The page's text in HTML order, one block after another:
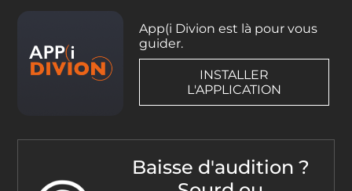
App(i Divion est là pour vous
guider.
INSTALLER
L'APPLICATION
Baisse d'audition ?